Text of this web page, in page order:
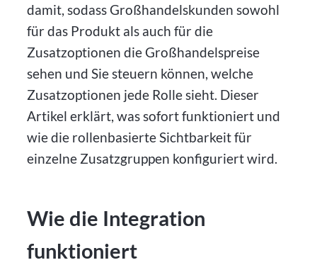
damit, sodass Großhandelskunden sowohl
für das Produkt als auch für die
Zusatzoptionen die Großhandelspreise
sehen und Sie steuern können, welche
Zusatzoptionen jede Rolle sieht. Dieser
Artikel erklärt, was sofort funktioniert und
wie die rollenbasierte Sichtbarkeit für
einzelne Zusatzgruppen konfiguriert wird.
Wie die Integration
funktioniert